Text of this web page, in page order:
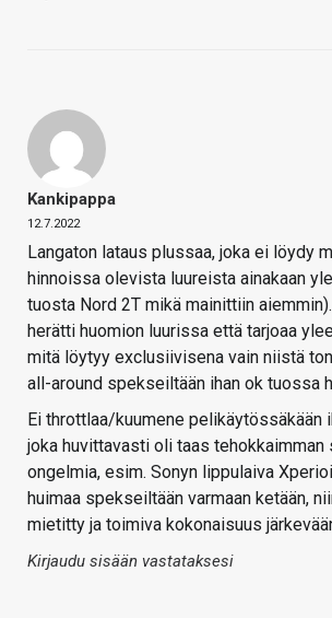
Kankipappa
12.7.2022
Langaton lataus plussaa, joka ei löydy
hinnoissa olevista luureista ainakaan
tuosta Nord 2T mikä mainittiin
herätti huomion luurissa että tarjoaa
mitä löytyy exclusiivisena vain niistä
all-around spekseiltään ihan ok tuossa
Ei throttlaa/kuumene pelikäytössäkään
joka huvittavasti oli taas tehokkaimman
ongelmia, esim. Sonyn lippulaiva
huimaa spekseiltään varmaan ketään,
mietitty ja toimiva kokonaisuus
Kirjaudu sisään vastataksesi